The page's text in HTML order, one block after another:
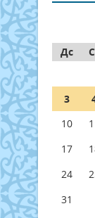
Дс
3
10
17
24
31